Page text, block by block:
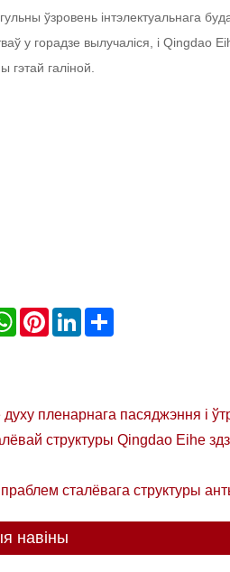
ўзровень інтэлектуальнага
у горадзе вылучаліся, і Qingdao
гэтай галіной.
WhatsAppPinterestLinkedIn
пленарнага пасяджэння і
структуры Qingdao Eihe
сталёвага структуры
навіны